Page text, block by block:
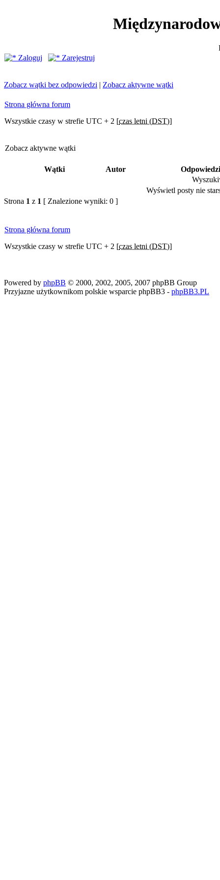
Zaloguj
Zarejestruj
Zobacz wątki bez odpowiedzi | Zobacz aktywne wątki
Strona główna forum
Wszystkie czasy w strefie UTC + 2 [czas letni (DST)]
Zobacz aktywne wątki
Wątki Autor
Wyświetl posty nie
Strona 1 z 1 [ Znalezione wyniki: 0 ]
Strona główna forum
Wszystkie czasy w strefie UTC + 2 [czas letni (DST)]
Powered by phpBB © 2000, 2002, 2005, 2007 phpBB Group
Przyjazne użytkownikom polskie wsparcie phpBB3 - phpBB3.PL